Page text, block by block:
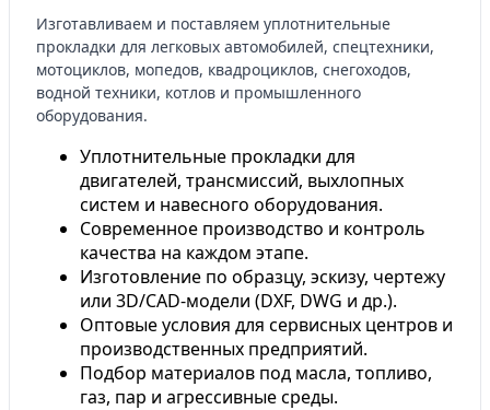
Изготавливаем и поставляем уплотнительные
прокладки для легковых автомобилей, спецтехники,
мотоциклов, мопедов, квадроциклов, снегоходов,
водной техники, котлов и промышленного
оборудования.
Уплотнительные прокладки для
двигателей, трансмиссий, выхлопных
систем и навесного оборудования.
Современное производство и контроль
качества на каждом этапе.
Изготовление по образцу, эскизу, чертежу
или 3D/CAD-модели (DXF, DWG и др.).
Оптовые условия для сервисных центров и
производственных предприятий.
Подбор материалов под масла, топливо,
газ, пар и агрессивные среды.